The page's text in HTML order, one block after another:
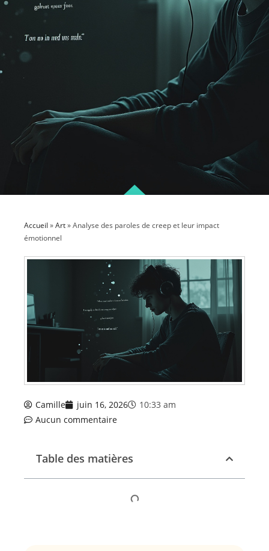
Accueil »Art»Analyse des paroles de creep et leur impact
émotionnel
Camille juin 16, 2026
10:33 am
Aucun commentaire
Table des matières